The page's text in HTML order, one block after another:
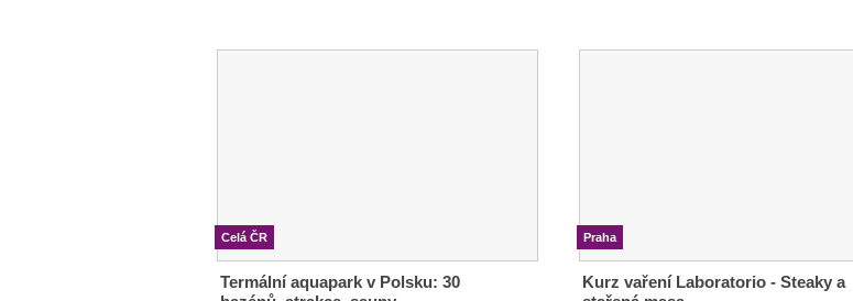
Celá ČR
Termální aquapark v Polsku: 30
Praha
Kurz vaření Laboratorio - Steaky a